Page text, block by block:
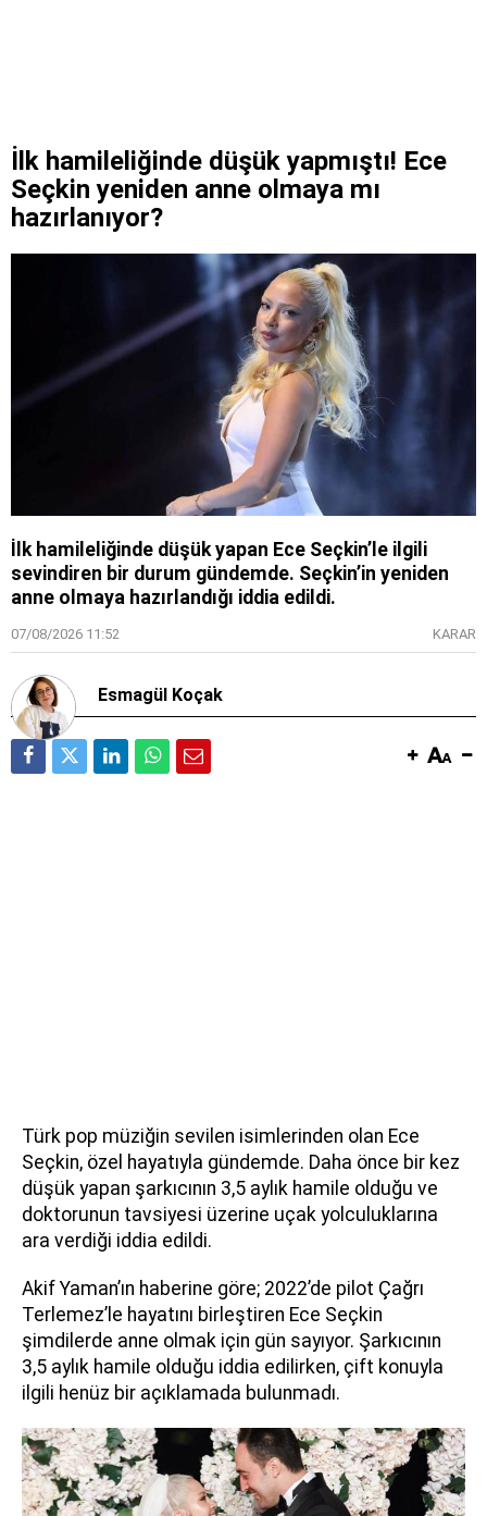
İlk hamileliğinde düşük yapmıştı! Ece
Seçkin yeniden anne olmaya mı
hazırlanıyor?
İlk hamileliğinde düşük yapan Ece Seçkin’le ilgili
sevindiren bir durum gündemde. Seçkin’in yeniden
anne olmaya hazırlandığı iddia edildi.
07/08/2026 11:52 KARAR
Esmagül Koçak
Türk pop müziğin sevilen isimlerinden olan Ece
Seçkin, özel hayatıyla gündemde. Daha önce bir kez
düşük yapan şarkıcının 3,5 aylık hamile olduğu ve
doktorunun tavsiyesi üzerine uçak yolculuklarına
ara verdiği iddia edildi.
Akif Yaman’ın haberine göre; 2022’de pilot Çağrı
Terlemez’le hayatını birleştiren Ece Seçkin
şimdilerde anne olmak için gün sayıyor. Şarkıcının
3,5 aylık hamile olduğu iddia edilirken, çift konuyla
ilgili henüz bir açıklamada bulunmadı.